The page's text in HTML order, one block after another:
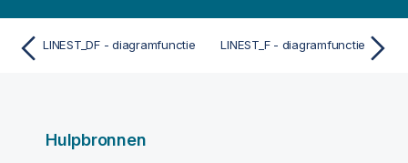
LINEST_DF - diagramfunctie LINEST_F - diagramfunctie
Hulpbronnen